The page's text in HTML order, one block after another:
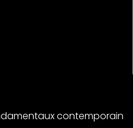
contemporain